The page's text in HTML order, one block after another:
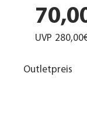
UVP
Outletpreis